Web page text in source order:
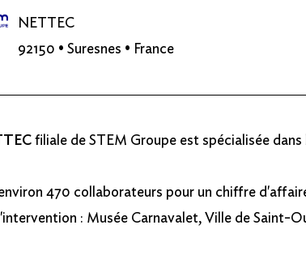
NETTEC
92150 • Suresnes • France
filiale de STEM Groupe est spécialisée
470 collaborateurs pour un chiffre
: Musée Carnavalet, Ville de Saint-